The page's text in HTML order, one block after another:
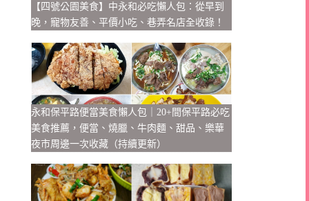
【四號公園美食】中永和必吃懶人包：從早到
晚，寵物友善、平價小吃、巷弄名店全收錄！
永和保平路便當美食懶人包｜20+間保平路必吃
美食推薦，便當、燒臘、牛肉麵、甜品、樂華
夜市周邊一次收藏（持續更新）